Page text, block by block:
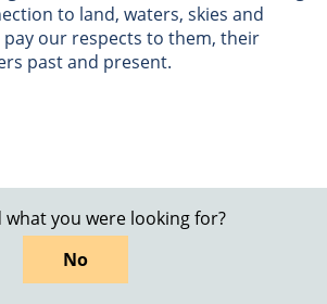
to land, waters, skies and
our respects to them, their
past and present.
what you were looking for?
No